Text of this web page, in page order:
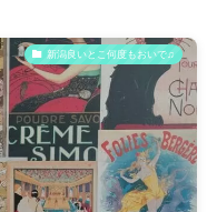
新潟良いとこ何度もおいで♫